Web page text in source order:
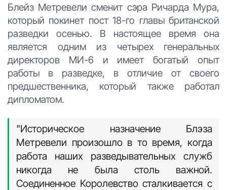
Блейз Метревели сменит сэра Ричарда Мура,
который покинет пост 18-го главы британской
разведки осенью. В настоящее время она
является одним из четырех генеральных
директоров МИ-6 и имеет богатый опыт
работы в разведке, в отличие от своего
предшественника, который также работал
дипломатом.
"Историческое назначение Блэза
Метревели произошло в то время, когда
работа наших разведывательных служб
никогда не была столь важной.
Соединенное Королевство сталкивается с